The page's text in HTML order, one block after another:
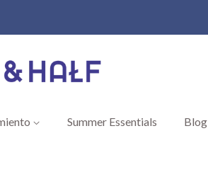
Summer Essentials Blog